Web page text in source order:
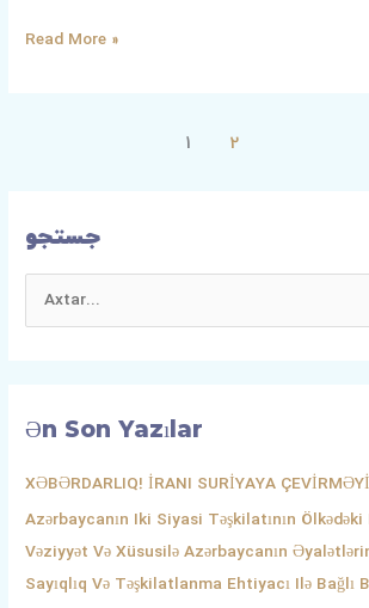
Read More »
1 2
جستجو
C
O
R
:
Ən Son Yazılar
XƏBƏRDARLIQ! İRANI SURİYAYA
Azərbaycanın Iki Siyasi Təşkilatının
Vəziyyət Və Xüsusilə Azərbaycanın
Sayıqlıq Və Təşkilatlanma Ehtiyacı Ilə Bağlı